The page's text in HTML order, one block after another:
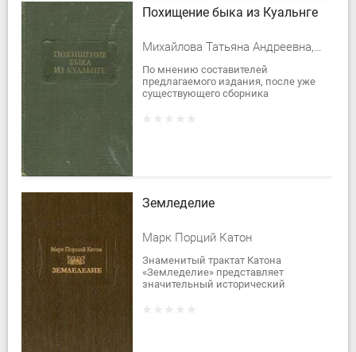
Похищение быка из Куальнге
Михайлова Татьяна Андреевна, Шкунаев Сергей Владимирович
По мнению составителей
предлагаемого издания, после уже
существующего сборника
Земледелие
Марк Порций Катон
Знаменитый трактат Катона
«Земледелие» представляет
значительный исторический